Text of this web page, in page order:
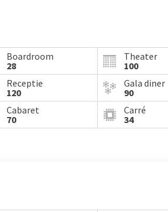
Boardroom
28
Theater
100
Receptie
120
Gala diner
90
Cabaret
70
Carré
34